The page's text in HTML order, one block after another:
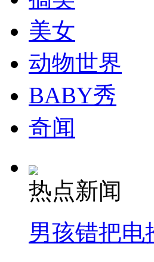
纽约上演“枕头大战”
司机酒驾遇交警 急速倒车逃窜
美女
动物世界
BABY秀
奇闻
热点新闻
男孩错把电